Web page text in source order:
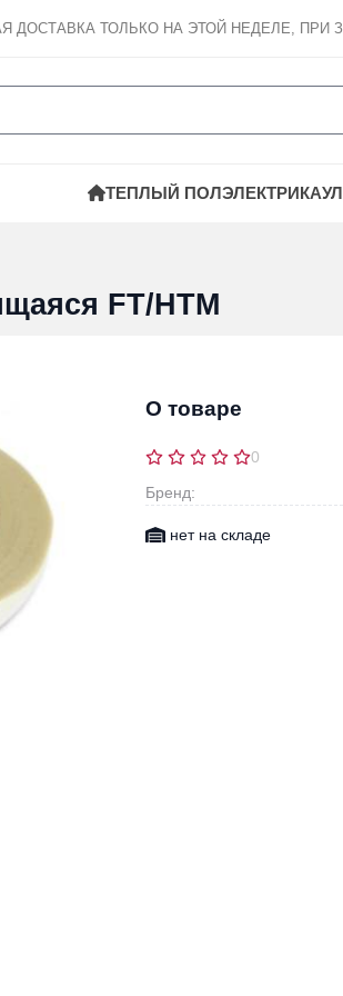
ДОСТАВКА ТОЛЬКО НА ЭТОЙ НЕДЕЛЕ, ПРИ
ТЕПЛЫЙ ПОЛЭЛЕКТРИКА
FT/HTM
О товаре
0
Бренд:
нет на складе